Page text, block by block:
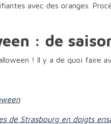
avec des oranges.
: de
! Il y a de quoi faire
de Strasbourg en doigts